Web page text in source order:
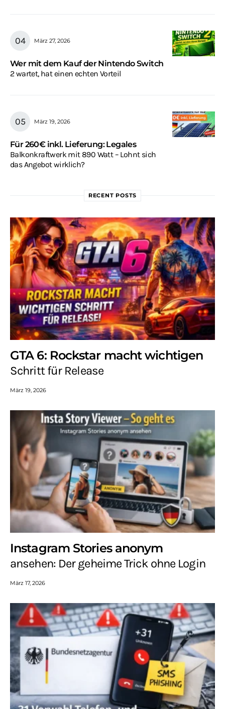
März 27, 2026
Wer mit dem Kauf der Nintendo Switch
2 wartet, hat einen echten Vorteil
März 19, 2026
Für 260€ inkl. Lieferung: Legales
Balkonkraftwerk mit 890 Watt – Lohnt sich
das Angebot wirklich?
RECENT POSTS
GTA 6: Rockstar macht wichtigen
Schritt für Release
März 19, 2026
Instagram Stories anonym
ansehen: Der geheime Trick ohne Login
März 17, 2026